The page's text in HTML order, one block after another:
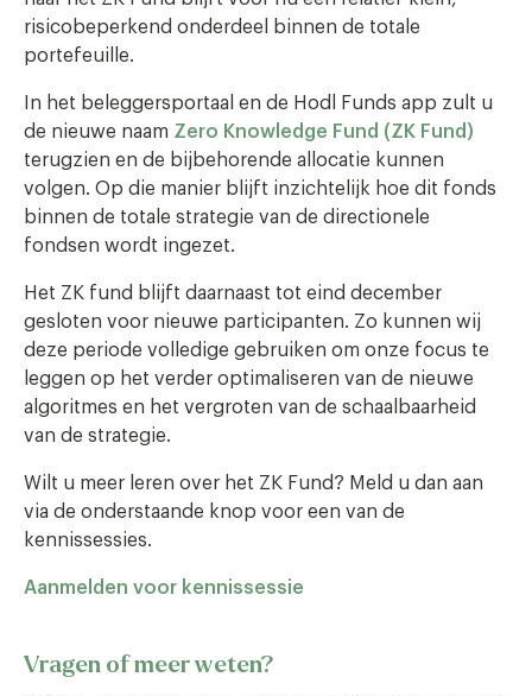
risicobeperkend onderdeel binnen de totale
portefeuille.
In het beleggersportaal en de Hodl Funds app zult u
de nieuwe naam Zero Knowledge Fund (ZK Fund)
terugzien en de bijbehorende allocatie kunnen
volgen. Op die manier blijft inzichtelijk hoe dit fonds
binnen de totale strategie van de directionele
fondsen wordt ingezet.
Het ZK fund blijft daarnaast tot eind december
gesloten voor nieuwe participanten. Zo kunnen wij
deze periode volledige gebruiken om onze focus te
leggen op het verder optimaliseren van de nieuwe
algoritmes en het vergroten van de schaalbaarheid
van de strategie.
Wilt u meer leren over het ZK Fund? Meld u dan aan
via de onderstaande knop voor een van de
kennissessies.
Aanmelden voor kennissessie
Vragen of meer weten?